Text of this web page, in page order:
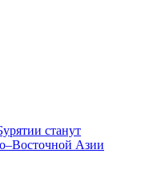
станут
Азии